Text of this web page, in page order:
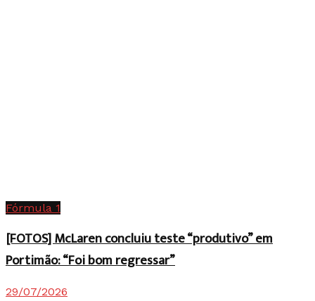
Fórmula 1
[FOTOS] McLaren concluiu teste “produtivo” em
Portimão: “Foi bom regressar”
29/07/2026